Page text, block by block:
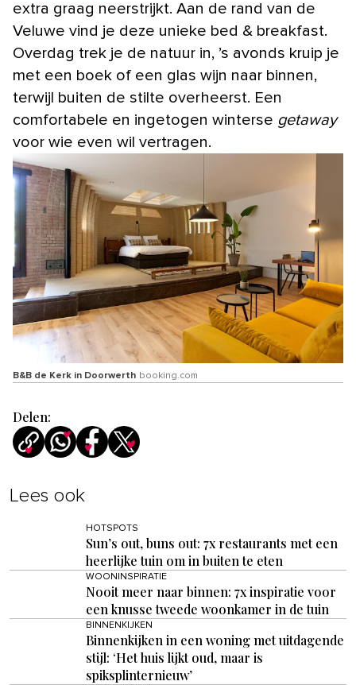
extra graag neerstrijkt. Aan de rand van de
Veluwe vind je deze unieke bed & breakfast.
Overdag trek je de natuur in, ’s avonds kruip je
met een boek of een glas wijn naar binnen,
terwijl buiten de stilte overheerst. Een
comfortabele en ingetogen winterse getaway
voor wie even wil vertragen.
B&B de Kerk in Doorwerth booking.com
Delen:
Lees ook
HOTSPOTS
Sun’s out, buns out: 7x restaurants met een
heerlijke tuin om in buiten te eten
WOONINSPIRATIE
Nooit meer naar binnen: 7x inspiratie voor
een knusse tweede woonkamer in de tuin
BINNENKIJKEN
Binnenkijken in een woning met uitdagende
stijl: ‘Het huis lijkt oud, maar is
spiksplinternieuw’